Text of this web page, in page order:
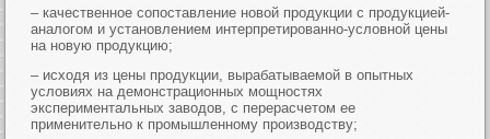
– качественное сопоставление новой продукции с продукцией-
аналогом и установлением интерпретированно-условной цены
на новую продукцию;
– исходя из цены продукции, вырабатываемой в опытных
условиях на демонстрационных мощностях
экспериментальных заводов, с перерасчетом ее
применительно к промышленному производству;